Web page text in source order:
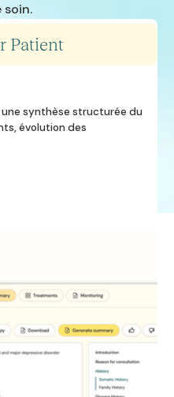
soin.
Patient
synthèse structurée du
évolution des